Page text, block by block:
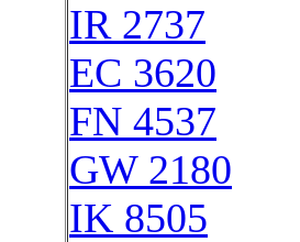
IR 2737
EC 3620
FN 4537
GW 2180
IK 8505